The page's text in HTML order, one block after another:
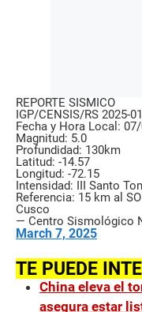
REPORTE SÍSMICO
IGP/CENSIS/RS 2025-
Fecha y Hora Local:
Magnitud: 5.0
Profundidad: 130km
Latitud: -14.57
Longitud: -72.15
Intensidad: III Santo
Referencia: 15 km al
Cusco
— Centro Sismológico
March 7, 2025
TE PUEDE
China eleva el
asegura estar